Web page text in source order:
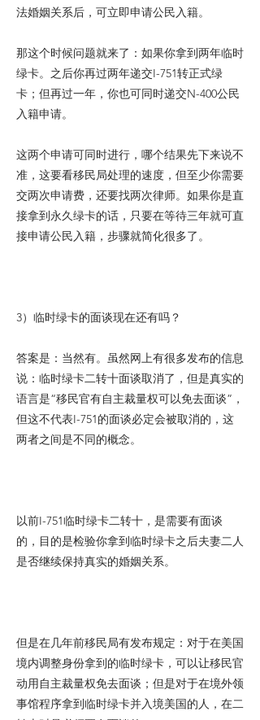
法婚姻关系后，可立即申请公民入籍。
那这个时候问题就来了：如果你拿到两年临时
绿卡。之后你再过两年递交I-751转正式绿
卡；但再过一年，你也可同时递交N-400公民
入籍申请。
这两个申请可同时进行，哪个结果先下来说不
准，这要看移民局处理的速度，但至少你需要
交两次申请费，还要找两次律师。如果你是直
接拿到永久绿卡的话，只要在等待三年就可直
接申请公民入籍，步骤就简化很多了。
3）临时绿卡的面谈现在还有吗？
答案是：当然有。虽然网上有很多发布的信息
说：临时绿卡二转十面谈取消了，但是真实的
语言是“移民官有自主裁量权可以免去面谈”，
但这不代表I-751的面谈必定会被取消的，这
两者之间是不同的概念。
以前I-751临时绿卡二转十，是需要有面谈
的，目的是检验你拿到临时绿卡之后夫妻二人
是否继续保持真实的婚姻关系。
但是在几年前移民局有发布规定：对于在美国
境内调整身份拿到的临时绿卡，可以让移民官
动用自主裁量权免去面谈；但是对于在境外领
事馆程序拿到临时绿卡并入境美国的人，在二